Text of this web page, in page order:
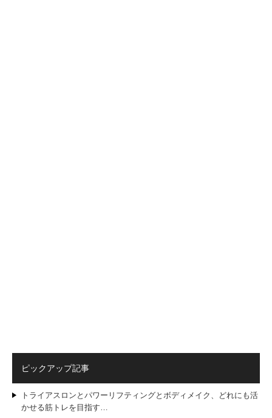
ピックアップ記事
トライアスロンとパワーリフティングとボディメイク、どれにも活
かせる筋トレを目指す…